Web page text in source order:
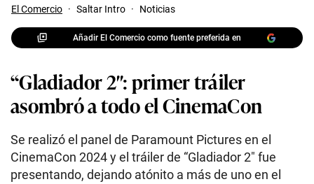
El Comercio · Saltar Intro · Noticias
Añadir El Comercio como fuente preferida en
“Gladiador 2″: primer tráiler
asombró a todo el CinemaCon
Se realizó el panel de Paramount Pictures en el
CinemaCon 2024 y el tráiler de “Gladiador 2″ fue
presentando, dejando atónito a más de uno en el